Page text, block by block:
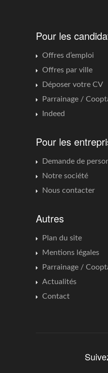
Pour les
Offres d’emploi
Offres par ville
Déposer votre CV
Parrainage /
Indeed
Pour les
Demande de
Notre société
Nous contacter
Autres
Plan du site
Mentions légales
Parrainage /
Actualités
Contact